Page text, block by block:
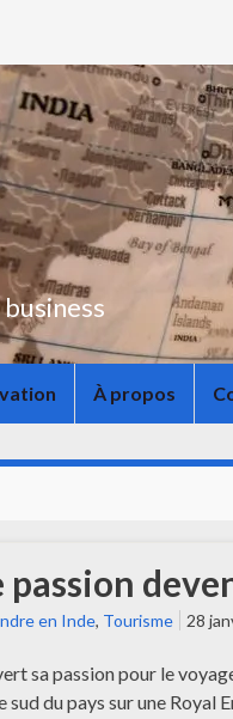
À propos
passion
en Inde, Tourisme 28
sa passion pour le
du pays sur une Royal